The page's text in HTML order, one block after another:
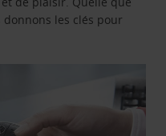
les clés pour